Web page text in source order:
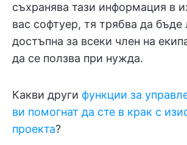
съхранява тази информация в
вас софтуер, тя трябва да бъде
достъпна за всеки член на
да се ползва при нужда.
Какви други функции за
ви помогнат да сте в крак с
проекта?